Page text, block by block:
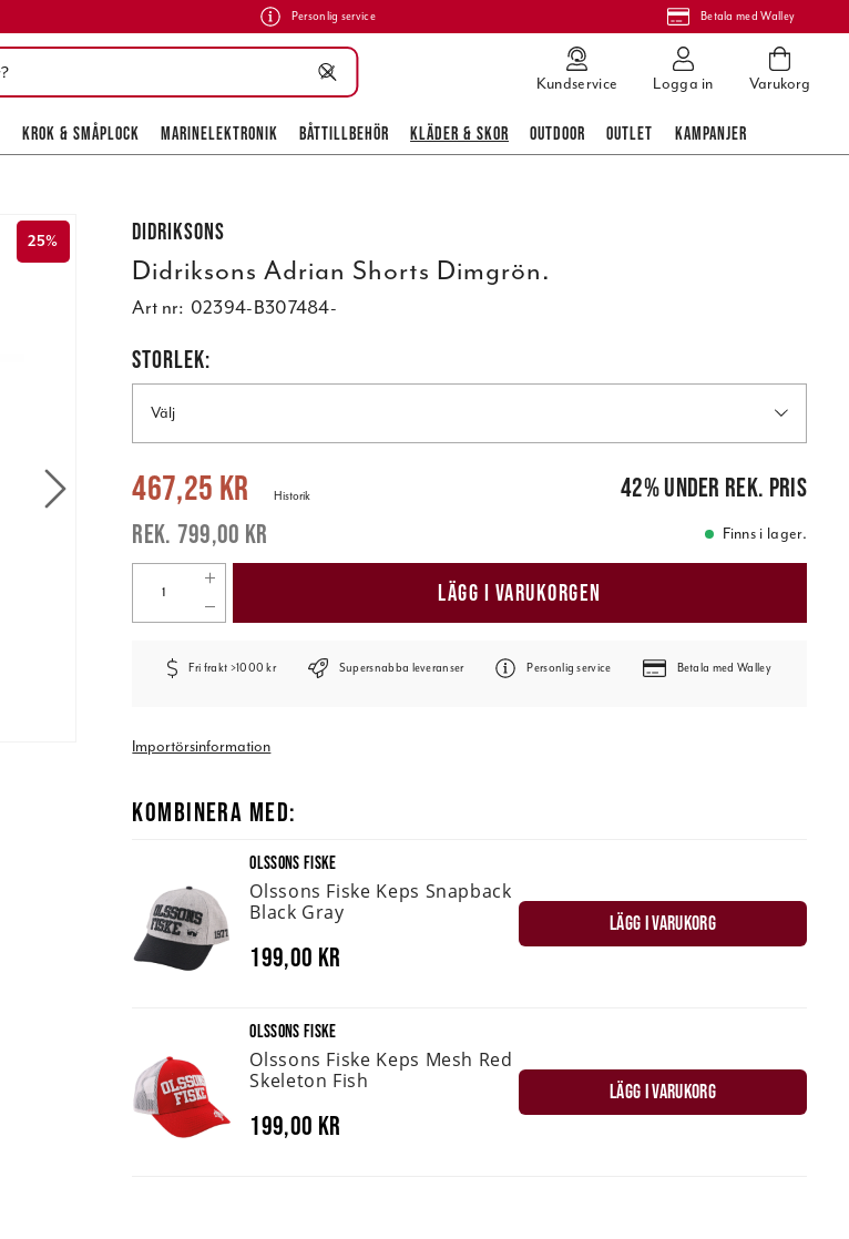
Personlig service Betala med Walley
Kundservice Logga in Varukorg
KROK & SMÅPLOCK MARINELEKTRONIK BÅTTILLBEHÖR KLÄDER & SKOR OUTDOOR OUTLET KAMPANJER
25% Didriksons
Didriksons Adrian Shorts Dimgrön.
Art nr: 02394-B307484-
STORLEK:
Välj
Nuvarande pris:467,25 kr
467,25 kr
799,00 kr
Historik 42%under rek. pris
Finns i lager.
LÄGG I VARUKORGEN
Fri frakt >1000 kr Supersnabba leveranser Personlig service Betala med Walley
Importörsinformation
KOMBINERA MED:
OLSSONS FISKE
Olssons Fiske Keps Snapback
Black Gray
199,00 kr
LÄGG I VARUKORG
OLSSONS FISKE
Olssons Fiske Keps Mesh Red
Skeleton Fish
199,00 kr
LÄGG I VARUKORG